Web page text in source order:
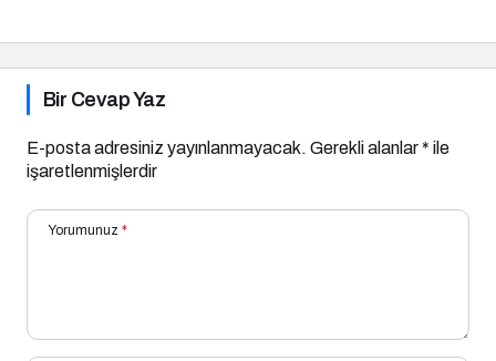
Bir Cevap Yaz
E-posta adresiniz yayınlanmayacak. Gerekli alanlar* ile
işaretlenmişlerdir
Yorumunuz *